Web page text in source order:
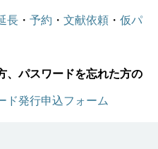
長 ・ 予約 ・ 文献依頼 ・ 仮パ
、パスワードを忘れた方の
ド発行申込フォーム